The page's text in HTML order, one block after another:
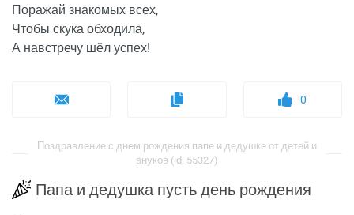
Поражай знакомых всех,
Чтобы скука обходила,
А навстречу шёл успех!
0
Поздравление с днем рождения папе и дедушке от детей и
внуков (id: 55327)
Папа и дедушка пусть день рождения